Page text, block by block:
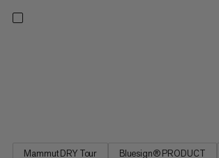
Mammut DRY Tour Bluesign® PRODUCT